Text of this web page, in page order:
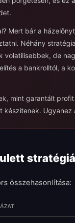
Mert bár a
Néhány
volatilisebbek, de
a bankrolltól, a
mint garantált
Ugyanez
összehasonlítása: